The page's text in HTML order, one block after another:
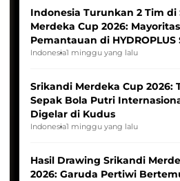
Indonesia Turunkan 2 Tim di
Merdeka Cup 2026:
Pemantauan di HYDROPLUS
League
Indonesia1 minggu yang lalu
Srikandi Merdeka Cup 2026:
Sepak Bola Putri
Digelar di Kudus
Indonesia1 minggu yang lalu
Hasil Drawing Srikandi
2026: Garuda Pertiwi